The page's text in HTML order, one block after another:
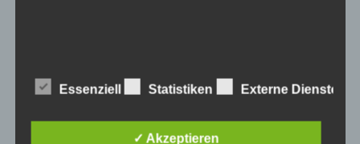
Oktober 2020
September 2020(5)
Ziel, ihre künftige Verarbeitung einzuschränken.
Essenziell Statistiken Externe Dienste
✓ Akzeptieren